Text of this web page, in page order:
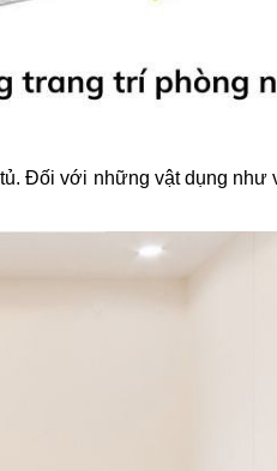
Đối với những vật dụng như